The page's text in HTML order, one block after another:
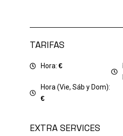
TARIFAS
Hora:€
Hora (Vie, Sáb y Dom):
€
EXTRA SERVICES